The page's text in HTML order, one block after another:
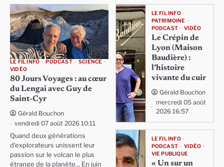
LE FIL INFO PODCAST
SCIENCE
VIDÉO
80 Jours Voyages : au cœur
du Lengai avec Guy de
Saint-Cyr
Gérald Bouchon
vendredi 07 août 2026 10:11
Quand deux générations
d'explorateurs unissent leur
passion sur le volcan le plus
étrange de la planète... En juin
LE FIL INFO
PATRIMOINE
PODCAST
VIDÉO
Le Crépin de
Lyon (Maison
Baudière) :
l’histoire
vivante du cuir
Gérald Bouchon
mercredi 05 août
2026 16:57
LE FIL INFO
PODCAST
VIDÉO
VIE PUBLIQUE
« Un sur un